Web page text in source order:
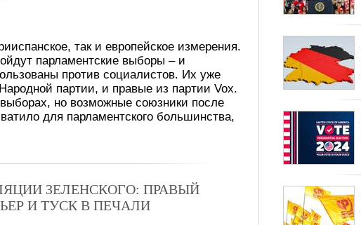
так и европейское измерения.
парламентские выборы – и
против социалистов. Их уже
партии, и правые из партии Vox.
но возможные союзники после
для парламентского большинства,
ЗЕЛЕНСКОГО: ПРАВЫЙ
И ТУСК В ПЕЧАЛИ